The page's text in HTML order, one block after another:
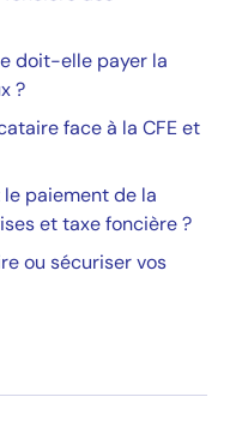
doit-elle payer la
?
face à la CFE et
paiement de la
et taxe foncière ?
ou sécuriser vos